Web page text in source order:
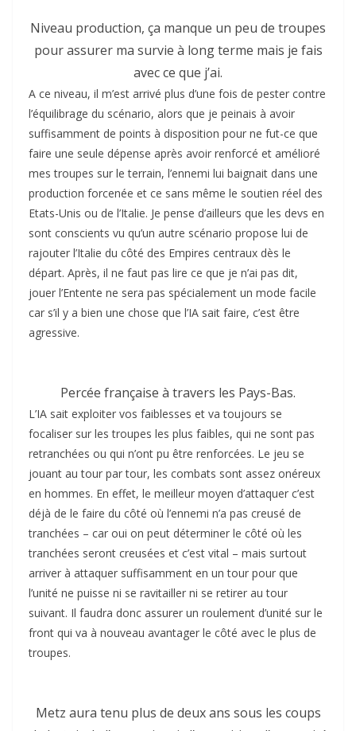
Niveau production, ça manque un peu de troupes
pour assurer ma survie à long terme mais je fais
avec ce que j’ai.
A ce niveau, il m’est arrivé plus d’une fois de pester contre
l’équilibrage du scénario, alors que je peinais à avoir
suffisamment de points à disposition pour ne fut-ce que
faire une seule dépense après avoir renforcé et amélioré
mes troupes sur le terrain, l’ennemi lui baignait dans une
production forcenée et ce sans même le soutien réel des
Etats-Unis ou de l’Italie. Je pense d’ailleurs que les devs en
sont conscients vu qu’un autre scénario propose lui de
rajouter l’Italie du côté des Empires centraux dès le
départ. Après, il ne faut pas lire ce que je n’ai pas dit,
jouer l’Entente ne sera pas spécialement un mode facile
car s’il y a bien une chose que l’IA sait faire, c’est être
agressive.
Percée française à travers les Pays-Bas.
L’IA sait exploiter vos faiblesses et va toujours se
focaliser sur les troupes les plus faibles, qui ne sont pas
retranchées ou qui n’ont pu être renforcées. Le jeu se
jouant au tour par tour, les combats sont assez onéreux
en hommes. En effet, le meilleur moyen d’attaquer c’est
déjà de le faire du côté où l’ennemi n’a pas creusé de
tranchées – car oui on peut déterminer le côté où les
tranchées seront creusées et c’est vital – mais surtout
arriver à attaquer suffisamment en un tour pour que
l’unité ne puisse ni se ravitailler ni se retirer au tour
suivant. Il faudra donc assurer un roulement d’unité sur le
front qui va à nouveau avantager le côté avec le plus de
troupes.
Metz aura tenu plus de deux ans sous les coups